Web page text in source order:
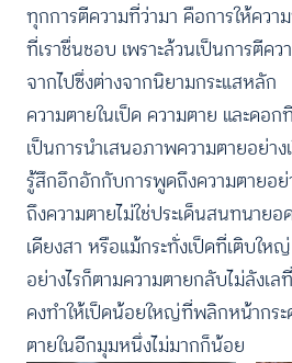
ทุกการตีความที่ว่ามา คือการให้คว
ที่เราชื่นชอบ เพราะล้วนเป็นการตีค
จากไปซึ่งต่างจากนิยามกระแสหลัก
ความตายในเป็ด ความตาย และดอก
เป็นการนำเสนอภาพความตายอย่าง
รู้สึกอึกอักกับการพูดถึงความตายอย่
ถึงความตายไม่ใช่ประเด็นสนทนาย
เดียงสา หรือแม้กระทั่งเป็ดที่เติบใหญ่
อย่างไรก็ตามความตายกลับไม่ลังเ
คงทำให้เป็ดน้อยใหญ่ที่พลิกหน้ากร
ตายในอีกมุมหนึ่งไม่มากก็น้อย